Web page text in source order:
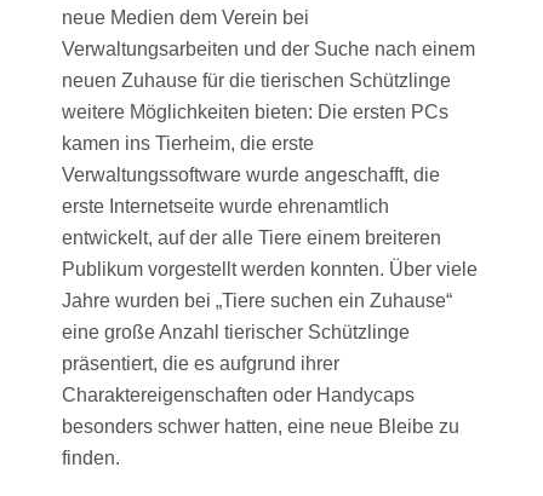
neue Medien dem Verein bei
Verwaltungsarbeiten und der Suche nach einem
neuen Zuhause für die tierischen Schützlinge
weitere Möglichkeiten bieten: Die ersten PCs
kamen ins Tierheim, die erste
Verwaltungssoftware wurde angeschafft, die
erste Internetseite wurde ehrenamtlich
entwickelt, auf der alle Tiere einem breiteren
Publikum vorgestellt werden konnten. Über viele
Jahre wurden bei „Tiere suchen ein Zuhause“
eine große Anzahl tierischer Schützlinge
präsentiert, die es aufgrund ihrer
Charaktereigenschaften oder Handycaps
besonders schwer hatten, eine neue Bleibe zu
finden.